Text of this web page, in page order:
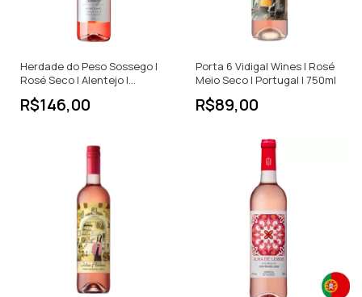
Herdade do Peso Sossego |
Rosé Seco | Alentejo |
R$146,00
Porta 6 Vidigal Wines | Rosé
Meio Seco | Portugal | 750ml
R$89,00